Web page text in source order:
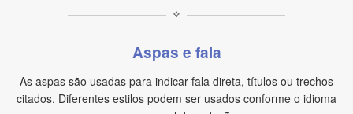
✧
Aspas e fala
As aspas são usadas para indicar fala direta, títulos ou trechos
citados. Diferentes estilos podem ser usados conforme o idioma